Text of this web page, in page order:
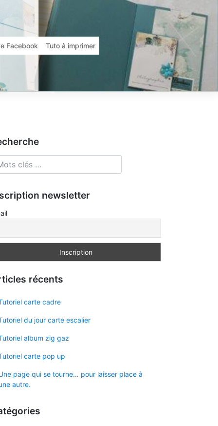
Facebook Tuto à imprimer
newsletter
récents
carte cadre
du jour carte escalier
album zig gaz
carte pop up
page qui se tourne… pour laisser place à
autre.